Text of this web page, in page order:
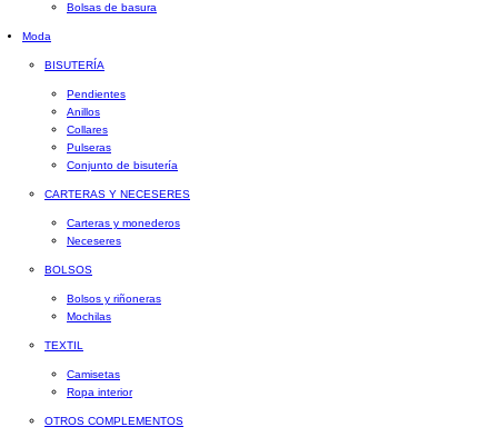
Bolsas de basura
Moda
BISUTERÍA
Pendientes
Anillos
Collares
Pulseras
Conjunto de bisutería
CARTERAS Y NECESERES
Carteras y monederos
Neceseres
BOLSOS
Bolsos y riñoneras
Mochilas
TEXTIL
Camisetas
Ropa interior
OTROS COMPLEMENTOS